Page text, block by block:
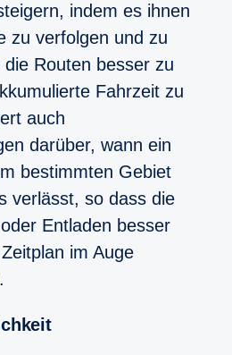
indem es ihnen
zu verfolgen und zu
Routen besser zu
Fahrzeit zu
auch
darüber, wann ein
bestimmten Gebiet
verlässt, so dass die
Entladen besser
im Auge